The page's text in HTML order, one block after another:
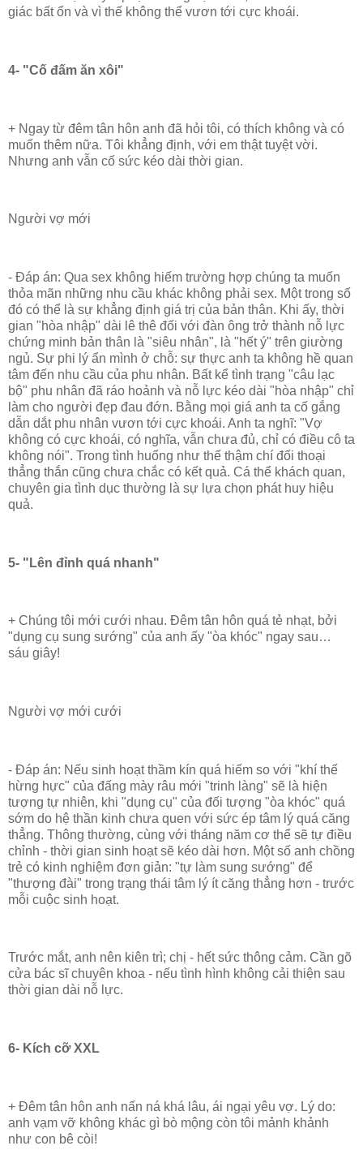
giác bất ổn và vì thế không thể vươn tới cực khoái.
4- "Cố đấm ăn xôi"
+ Ngay từ đêm tân hôn anh đã hỏi tôi, có thích không và có
muốn thêm nữa. Tôi khẳng định, với em thật tuyệt vời.
Nhưng anh vẫn cố sức kéo dài thời gian.
Người vợ mới
- Đáp án: Qua sex không hiếm trường hợp chúng ta muốn
thỏa mãn những nhu cầu khác không phải sex. Một trong số
đó có thể là sự khẳng định giá trị của bản thân. Khi ấy, thời
gian "hòa nhập" dài lê thê đối với đàn ông trở thành nỗ lực
chứng minh bản thân là "siêu nhân", là "hết ý" trên giường
ngủ. Sự phi lý ẩn mình ở chỗ: sự thực anh ta không hề quan
tâm đến nhu cầu của phu nhân. Bất kể tình trạng "câu lạc
bộ" phu nhân đã ráo hoảnh và nỗ lực kéo dài "hòa nhập" chỉ
làm cho người đẹp đau đớn. Bằng mọi giá anh ta cố gắng
dẫn dắt phu nhân vươn tới cực khoái. Anh ta nghĩ: "Vợ
không có cực khoái, có nghĩa, vẫn chưa đủ, chỉ có điều cô ta
không nói". Trong tình huống như thế thậm chí đối thoại
thẳng thắn cũng chưa chắc có kết quả. Cá thể khách quan,
chuyên gia tình dục thường là sự lựa chọn phát huy hiệu
quả.
5- "Lên đỉnh quá nhanh"
+ Chúng tôi mới cưới nhau. Đêm tân hôn quá tẻ nhạt, bởi
"dụng cụ sung sướng" của anh ấy "òa khóc" ngay sau…
sáu giây!
Người vợ mới cưới
- Đáp án: Nếu sinh hoạt thầm kín quá hiếm so với "khí thế
hừng hực" của đấng mày râu mới "trinh làng" sẽ là hiện
tượng tự nhiên, khi "dụng cụ" của đối tượng "òa khóc" quá
sớm do hệ thần kinh chưa quen với sức ép tâm lý quá căng
thẳng. Thông thường, cùng với tháng năm cơ thể sẽ tự điều
chỉnh - thời gian sinh hoạt sẽ kéo dài hơn. Một số anh chồng
trẻ có kinh nghiệm đơn giản: "tự làm sung sướng" để
"thượng đài" trong trạng thái tâm lý ít căng thẳng hơn - trước
mỗi cuộc sinh hoạt.
Trước mắt, anh nên kiên trì; chị - hết sức thông cảm. Cần gõ
cửa bác sĩ chuyên khoa - nếu tình hình không cải thiện sau
thời gian dài nỗ lực.
6- Kích cỡ XXL
+ Đêm tân hôn anh nấn ná khá lâu, ái ngại yêu vợ. Lý do:
anh vạm vỡ không khác gì bò mộng còn tôi mảnh khảnh
như con bê còi!